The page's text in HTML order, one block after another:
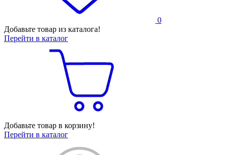
0
Добавьте товар из каталога!
Перейти в каталог
Добавьте товар в корзину!
Перейти в каталог